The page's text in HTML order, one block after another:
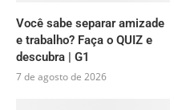
Você sabe separar amizade
e trabalho? Faça o QUIZ e
descubra | G1
7 de agosto de 2026